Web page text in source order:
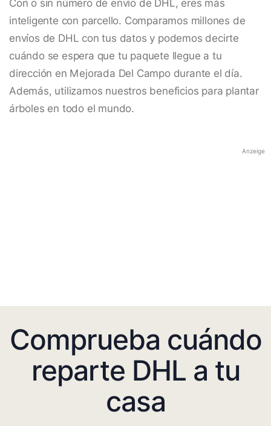
Con o sin número de envío de DHL, eres más
inteligente con parcello. Comparamos millones de
envíos de DHL con tus datos y podemos decirte
cuándo se espera que tu paquete llegue a tu
dirección en Mejorada Del Campo durante el día.
Además, utilizamos nuestros beneficios para plantar
árboles en todo el mundo.
Anzeige
Comprueba cuándo
reparte DHL a tu
casa